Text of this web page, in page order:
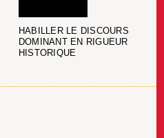
HABILLER LE DISCOURS
DOMINANT EN RIGUEUR
HISTORIQUE